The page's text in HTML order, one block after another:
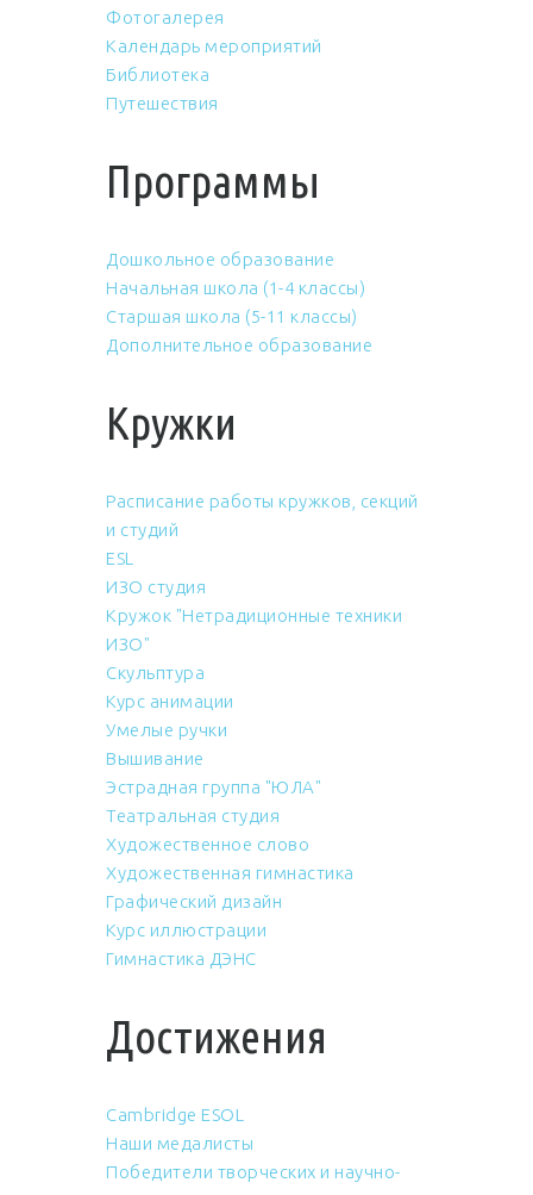
Фотогалерея
Календарь мероприятий
Библиотека
Путешествия
Программы
Дошкольное образование
Начальная школа (1-4 классы)
Старшая школа (5-11 классы)
Дополнительное образование
Кружки
Расписание работы кружков, секций
и студий
ESL
ИЗО студия
Кружок "Нетрадиционные техники
ИЗО"
Скульптура
Курс анимации
Умелые ручки
Вышивание
Эстрадная группа "ЮЛА"
Театральная студия
Художественное слово
Художественная гимнастика
Графический дизайн
Курс иллюстрации
Гимнастика ДЭНС
Достижения
Cambridge ESOL
Наши медалисты
Победители творческих и научно-